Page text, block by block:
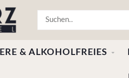
& ALKOHOLFREIES